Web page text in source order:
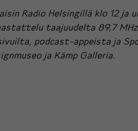
Radio Helsingillä klo 12 ja
taajuudelta 89,7
, podcast-appeista ja
ja KämpGalleria.